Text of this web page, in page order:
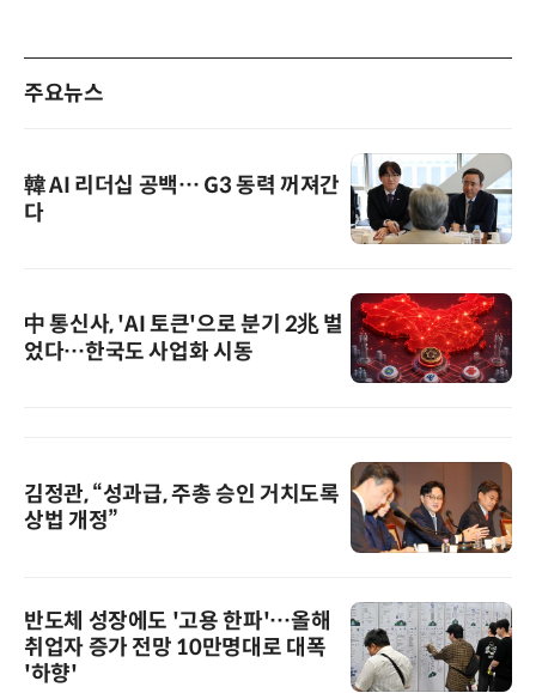
주요뉴스
韓 AI 리더십 공백… G3 동력 꺼져간
다
中 통신사, 'AI 토큰'으로 분기 2兆 벌
었다…한국도 사업화 시동
김정관, “성과급, 주총 승인 거치도록
상법 개정”
반도체 성장에도 '고용 한파'…올해
취업자 증가 전망 10만명대로 대폭
'하향'